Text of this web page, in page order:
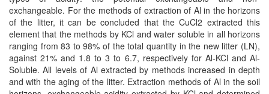
exchangeable. For the methods of extraction of Al in the horizons
of the litter, it can be concluded that the CuCl2 extracted this
element that the methods by KCl and water soluble in all horizons
ranging from 83 to 98% of the total quantity in the new litter (LN),
against 21% and 1.8 to 3 to 6.7, respectively for Al-KCl and Al-
Soluble. All levels of Al extracted by methods increased in depth
and with the aging of the litter. Extraction methods of Al in the soil